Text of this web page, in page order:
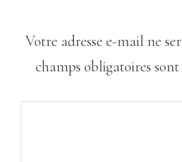
Votre adresse e-mail ne
champs obligatoires